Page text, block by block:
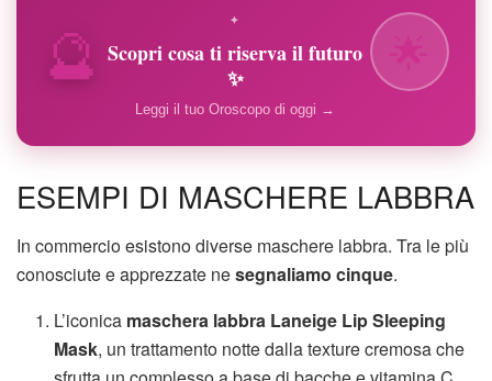
🔮 ✦
Scopri cosa ti riserva il futuro
✨
Leggi il tuo Oroscopo di oggi →
ESEMPI DI MASCHERE LABBRA
In commercio esistono diverse maschere labbra. Tra le più
conosciute e apprezzate nesegnaliamo cinque.
L’iconica maschera labbra Laneige Lip Sleeping
Mask, un trattamento notte dalla texture cremosa che